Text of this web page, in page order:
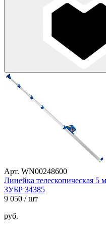
Арт. WN00248600
Линейка телескопическая 5
ЗУБР 34385
9 050 / шт
руб.